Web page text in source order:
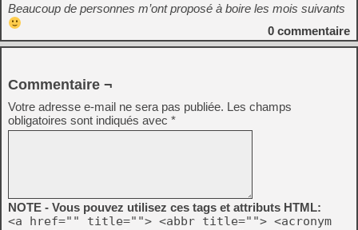
Beaucoup de personnes m’ont proposé à boire les mois suivants
0 commentaire
Commentaire ¬
Votre adresse e-mail ne sera pas publiée. Les champs
obligatoires sont indiqués avec *
NOTE - Vous pouvez utilisez ces tags et attributs HTML:
<a href="" title=""> <abbr title=""> <acronym